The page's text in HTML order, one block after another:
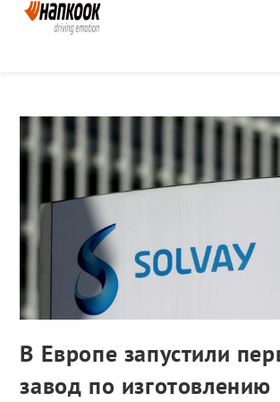
В Европе запустили
завод по изготовлению